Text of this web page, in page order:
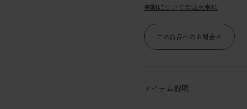
納期についての注意事項
この商品へのお問合せ
アイテム説明